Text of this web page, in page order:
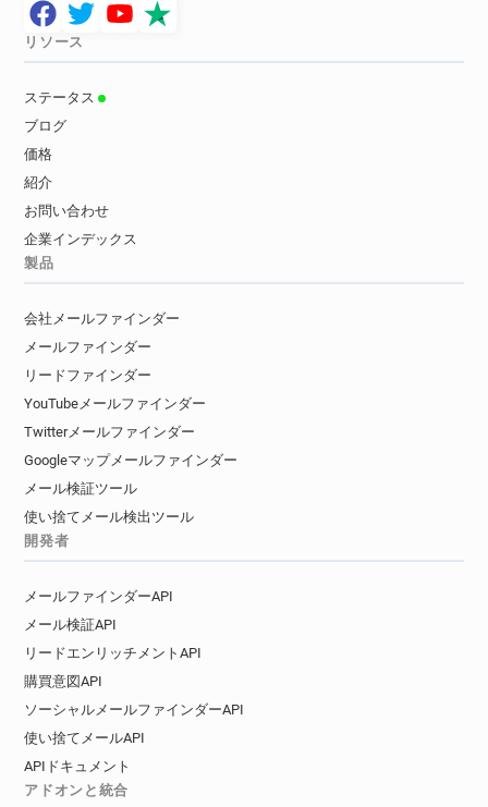
f*****@monster.fr
k******@monster.fr
k*****@monster.fr
i**********@monster.fr
r*****@monster.fr
y**********@monster.fr
リソース
ステータス
ブログ
価格
紹介
お問い合わせ
企業インデックス
製品
会社メールファインダー
メールファインダー
リードファインダー
YouTubeメールファインダー
Twitterメールファインダー
Googleマップメールファインダー
メール検証ツール
使い捨てメール検出ツール
開発者
メールファインダーAPI
メール検証API
リードエンリッチメントAPI
購買意図API
ソーシャルメールファインダーAPI
使い捨てメールAPI
APIドキュメント
アドオンと統合